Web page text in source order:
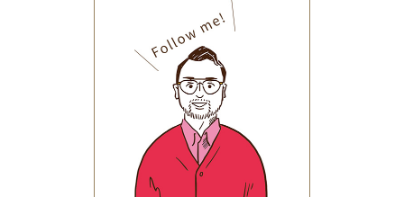
(32)
2025年9月(30)
2025年8月(31)
2025年7月(37)
2025年6月(48)
2025年5月
(41)
2025年4月
(32)